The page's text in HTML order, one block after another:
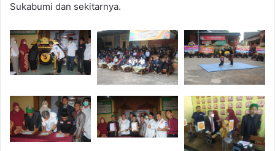
Sukabumi dan sekitarnya.